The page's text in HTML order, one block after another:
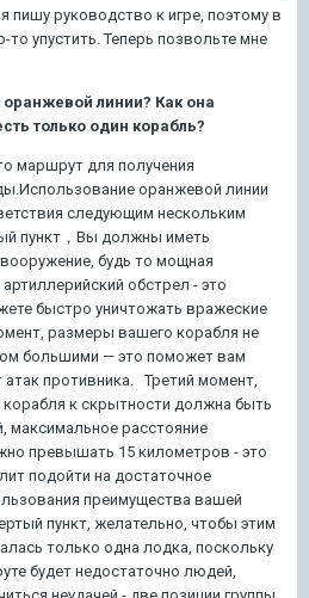
пишу руководство к игре, поэтому в
то упустить. Теперь позвольте мне
линии? Как она
только один корабль?
маршрут для получения
оранжевой линии
следующим нескольким
пункт，Вы должны иметь
будь то мощная
обстрел - это
быстро уничтожать вражеские
размеры вашего корабля не
большими — это поможет вам
атак противника. Третий момент,
к скрытности должна быть
максимальное расстояние
превышать 15 километров - это
подойти на достаточное
преимущества вашей
пункт, желательно, чтобы этим
только одна лодка, поскольку
будет недостаточно людей,